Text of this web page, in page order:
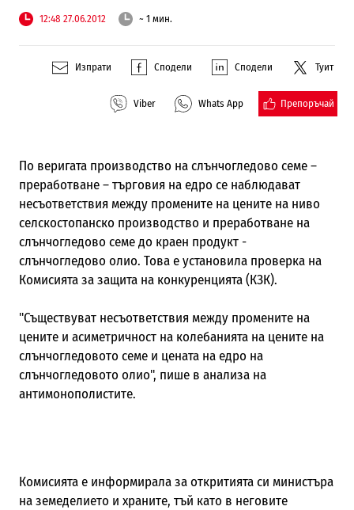
12:48 27.06.2012 ~ 1 мин.
Изпрати Сподели Сподели Туит
Viber Whats App Препоръчай
По веригата производство на слънчогледово семе –
преработване –търговия на едро се наблюдават
несъответствия между промените на цените на ниво
селскостопанско производство и преработване на
слънчогледово семе до краен продукт -
слънчогледово олио. Това еустановила проверка на
Комисията за защита на конкуренцията (КЗК).
"Съществуват несъответствия между промените на
цените и асиметричност на колебанията на цените на
слънчогледовото семе и цената на едро на
слънчогледовото олио", пише в анализа на
антимонополистите.
Комисията е информирала за откритията си министъра
на земеделието и храните, тъй като в неговите